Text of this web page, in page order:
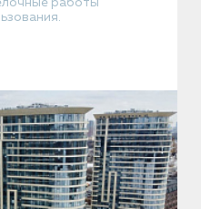
работы